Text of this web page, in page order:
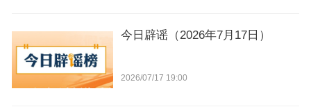
今日辟谣（2026年7月17日）
2026/07/17 19:00